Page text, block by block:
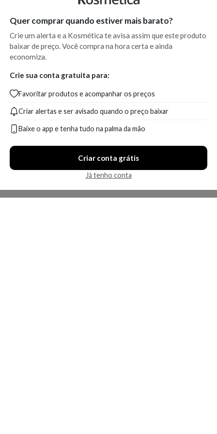
Quer comprar quando estiver mais barato?
Crie um alerta e a Kosmética te avisa assim que este produto
baixar de preço. Você compra na hora certa e ainda
economiza.
Crie sua conta gratuita para:
Favoritar produtos e acompanhar os preços
Criar alertas e ser avisado quando o preço baixar
Baixe o app e tenha tudo na palma da mão
Criar conta grátis
Já tenho conta